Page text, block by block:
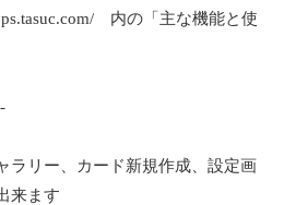
内の「主な機能と使
リー、カード新規作成、設定画
来ます